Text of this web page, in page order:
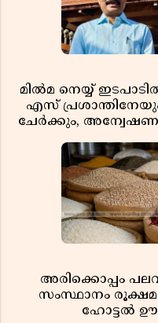
മിൽമ നെയ്യ്
എസ്
ചേർക്കും,
അരിക്കൊപ്പം
സംസ്ഥാനം
ഹോട്ടൽ